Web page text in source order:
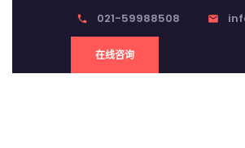
phone 021-59988508 email
在线咨询